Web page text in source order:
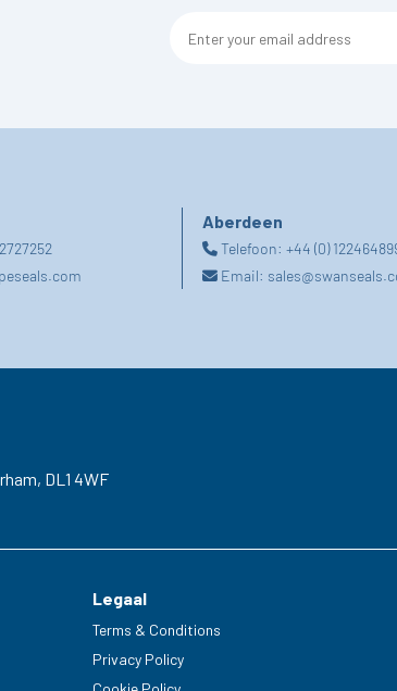
Aberdeen
Telefoon: +44 (0)
Email:
DL1 4WF
Legaal
Terms & Conditions
Privacy Policy